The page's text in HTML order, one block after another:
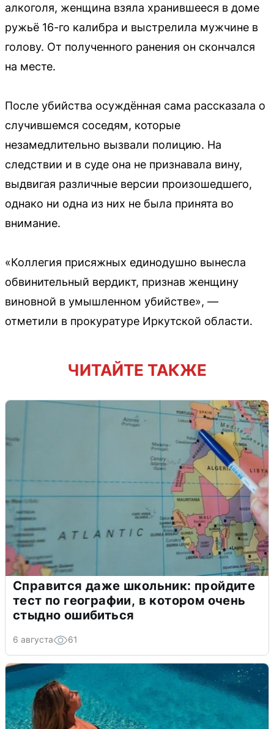
алкоголя, женщина взяла хранившееся в доме
ружьё 16-го калибра и выстрелила мужчине в
голову. От полученного ранения он скончался
на месте.
После убийства осуждённая сама рассказала о
случившемся соседям, которые
незамедлительно вызвали полицию. На
следствии и в суде она не признавала вину,
выдвигая различные версии произошедшего,
однако ни одна из них не была принята во
внимание.
«Коллегия присяжных единодушно вынесла
обвинительный вердикт, признав женщину
виновной в умышленном убийстве», —
отметили в прокуратуре Иркутской области.
ЧИТАЙТЕ ТАКЖЕ
Справится даже школьник: пройдите
тест по географии, в котором очень
стыдно ошибиться
6 августа 61